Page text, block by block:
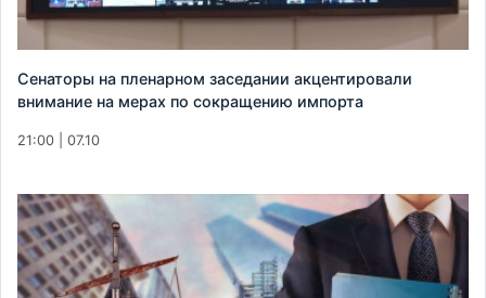
Сенаторы на пленарном заседании акцентировали
внимание на мерах по сокращению импорта
21:00 | 07.10